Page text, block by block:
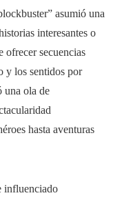
asumió una
interesantes o
ofrecer secuencias
y los sentidos por
una ola de
hasta aventuras
influenciado